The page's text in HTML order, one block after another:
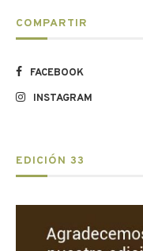
COMPARTIR
FACEBOOK
INSTAGRAM
EDICIÓN 33